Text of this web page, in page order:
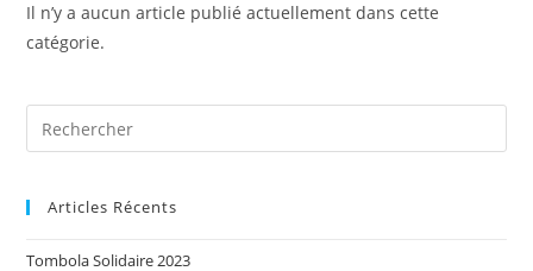
Il n’y a aucun article publié actuellement dans cette
catégorie.
Articles Récents
Tombola Solidaire 2023